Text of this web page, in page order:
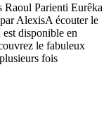
Raoul Parienti Eurêka
AlexisA écouter le
disponible en
le fabuleux
fois